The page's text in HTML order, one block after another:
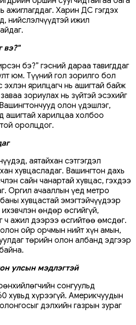
ажиглагддаг. Харин ДС гэгдэх
нийслэлчүүдтэй ижил
вэ?"
бэ?” гэсний дараа тавигддаг
юм. Түүний гол зорилго бол
ярилцагч нь ашигтай байж
зориулах нь зүйтэй эсэхийг
олон үдэшлэг,
ашигтай харилцаа холбоо
оролцдог.
аятайхан сэтгэгдэл
хувцасладаг. Вашингтон дахь
сайн чанартай хувцас, гэхдээ
Оргил ачааллын үед метро
хувцастай эмэгтэйчүүдээр
өндөр өсгийгүй,
ч ажил дээрээ өсгийтөө өмсдөг.
ойр орчмын нийт хүн амын,
төрийн олон албанд эдгээр
улсын мэдлэгтэй
сонгуульд
хувьд хүрээгүй. Америкчуудын
дэлхийн газрын зураг